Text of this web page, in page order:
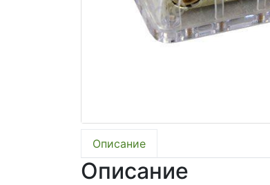
Описание
Описание